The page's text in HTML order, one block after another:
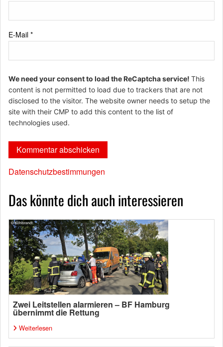
E-Mail *
We need your consent to load the ReCaptcha service! This
content is not permitted to load due to trackers that are not
disclosed to the visitor. The website owner needs to setup the
site with their CMP to add this content to the list of
technologies used.
Datenschutzbestimmungen
Das könnte dich auch interessieren
Zwei Leitstellen alarmieren – BF Hamburg
übernimmt die Rettung
Weiterlesen